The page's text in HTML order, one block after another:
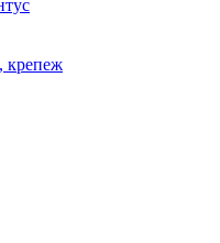
крепеж